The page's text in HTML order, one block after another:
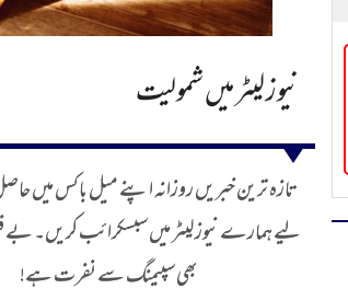
نیوز لیٹر میں شمولیت
تازہ ترین خبریں روزانہ اپنے میل باکس میں
لیے ہمارے نیوز لیٹر میں سبسکرائب کریں۔ بے
بھی سپیمنگ سے نفرت ہے!